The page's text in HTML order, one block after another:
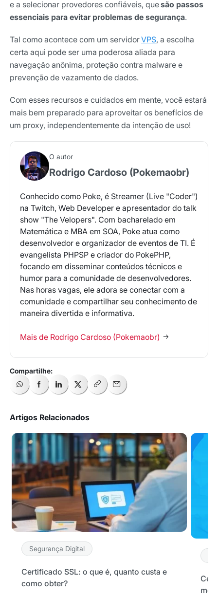
e a selecionar provedores confiáveis, quesão passos
essenciais para evitar problemas de segurança.
Tal como acontece com um servidorVPS, a escolha
certa aqui pode ser uma poderosa aliada para
navegação anônima, proteção contra malware e
prevenção de vazamento de dados.
Com esses recursos e cuidados em mente, você estará
mais bem preparado para aproveitar os benefícios de
um proxy, independentemente da intenção de uso!
O autor
Rodrigo Cardoso (Pokemaobr)
Conhecido como Poke, é Streamer (Live "Coder")
na Twitch, Web Developer e apresentador do talk
show "The Velopers". Com bacharelado em
Matemática e MBA em SOA, Poke atua como
desenvolvedor e organizador de eventos de TI. É
evangelista PHPSP e criador do PokePHP,
focando em disseminar conteúdos técnicos e
humor para a comunidade de desenvolvedores.
Nas horas vagas, ele adora se conectar com a
comunidade e compartilhar seu conhecimento de
maneira divertida e informativa.
Mais de Rodrigo Cardoso (Pokemaobr)
Artigos Relacionados
Segurança Digital
Certificado SSL: o que é, quanto custa e
como obter?